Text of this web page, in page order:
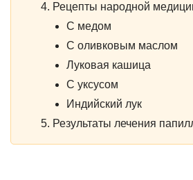
Рецепты народной
С медом
С оливковым маслом
Луковая кашица
С уксусом
Индийский лук
Результаты лечения